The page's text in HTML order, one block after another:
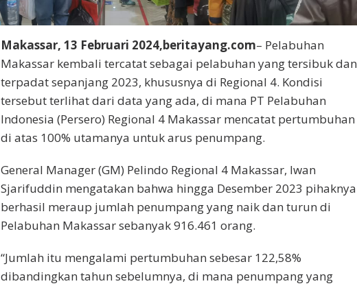
Makassar, 13 Februari 2024,beritayang.com– Pelabuhan
Makassar kembali tercatat sebagai pelabuhan yang tersibuk dan
terpadat sepanjang 2023, khususnya di Regional 4. Kondisi
tersebut terlihat dari data yang ada, di mana PT Pelabuhan
Indonesia (Persero) Regional 4 Makassar mencatat pertumbuhan
di atas 100% utamanya untuk arus penumpang.
General Manager (GM) Pelindo Regional 4 Makassar, Iwan
Sjarifuddin mengatakan bahwa hingga Desember 2023 pihaknya
berhasil meraup jumlah penumpang yang naik dan turun di
Pelabuhan Makassar sebanyak 916.461 orang.
“Jumlah itu mengalami pertumbuhan sebesar 122,58%
dibandingkan tahun sebelumnya, di mana penumpang yang